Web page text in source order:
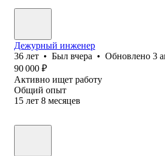
Дежурный инженер
36 лет • Был вчера • Обновлено 3
90 000 ₽
Активно ищет работу
Общий опыт
15 лет 8 месяцев